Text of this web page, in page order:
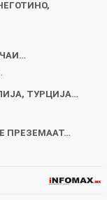
ТУРЦИЈА…
ПРЕЗЕМААТ…